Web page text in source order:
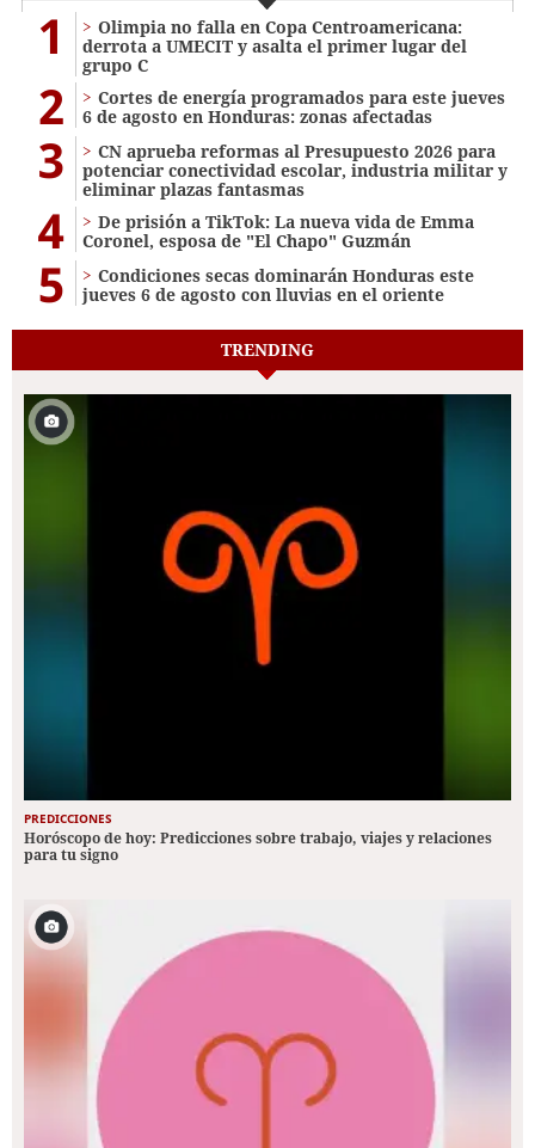
1
Olimpia no falla en Copa Centroamericana:
derrota a UMECIT y asalta el primer lugar del
grupo C
2
Cortes de energía programados para este jueves
6 de agosto en Honduras: zonas afectadas
3
CN aprueba reformas al Presupuesto 2026 para
potenciar conectividad escolar, industria militar y
eliminar plazas fantasmas
4
De prisión a TikTok: La nueva vida de Emma
Coronel, esposa de "El Chapo" Guzmán
5
Condiciones secas dominarán Honduras este
jueves 6 de agosto con lluvias en el oriente
TRENDING
PREDICCIONES
Horóscopo de hoy: Predicciones sobre trabajo, viajes y relaciones
para tu signo